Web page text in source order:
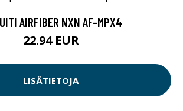
AIRFIBER NXN AF-MPX4
22.94 EUR
LISÄTIETOJA